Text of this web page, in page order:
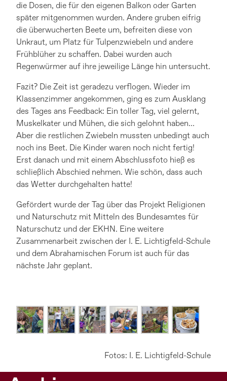
die Dosen, die für den eigenen Balkon oder Garten
später mitgenommen wurden. Andere gruben eifrig
die überwucherten Beete um, befreiten diese von
Unkraut, um Platz für Tulpenzwiebeln und andere
Frühblüher zu schaffen. Dabei wurden auch
Regenwürmer auf ihre jeweilige Länge hin untersucht.
Fazit? Die Zeit ist geradezu verflogen. Wieder im
Klassenzimmer angekommen, ging es zum Ausklang
des Tages ans Feedback: Ein toller Tag, viel gelernt,
Muskelkater und Mühen, die sich gelohnt haben…
Aber die restlichen Zwiebeln mussten unbedingt auch
noch ins Beet. Die Kinder waren noch nicht fertig!
Erst danach und mit einem Abschlussfoto hieß es
schließlich Abschied nehmen. Wie schön, dass auch
das Wetter durchgehalten hatte!
Gefördert wurde der Tag über das Projekt Religionen
und Naturschutz mit Mitteln des Bundesamtes für
Naturschutz und der EKHN. Eine weitere
Zusammenarbeit zwischen der I. E. Lichtigfeld-Schule
und dem Abrahamischen Forum ist auch für das
nächste Jahr geplant.
Fotos: I. E. Lichtigfeld-Schule